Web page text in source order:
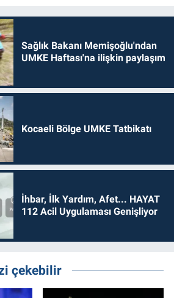
Sağlık Bakanı Memişoğlu'ndan
UMKE Haftası'na ilişkin paylaşım
Kocaeli Bölge UMKE Tatbikatı
İhbar, İlk Yardım, Afet... HAYAT
112 Acil Uygulaması Genişliyor
çekebilir